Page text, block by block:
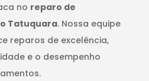
no reparo de
Tatuquara. Nossa equipe
reparos de excelência,
e o desempenho